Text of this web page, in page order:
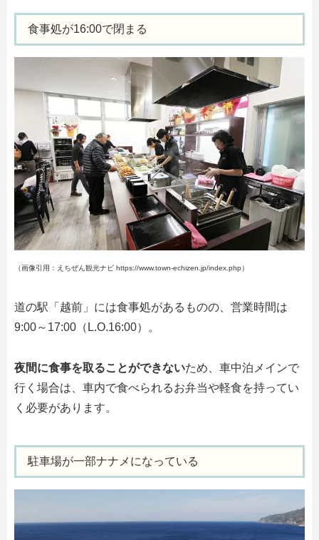
食事処が16:00で閉まる
（画像引用：えちぜん観光ナビ https://www.town-echizen.jp/index.php）
道の駅「越前」には食事処があるものの、営業時間は
9:00～17:00（L.O.16:00）。
夜間に食事を取ることができないため、車中泊メインで
行く場合は、車内で食べられるお弁当や軽食を持ってい
く必要があります。
駐車場が一部ナナメになっている